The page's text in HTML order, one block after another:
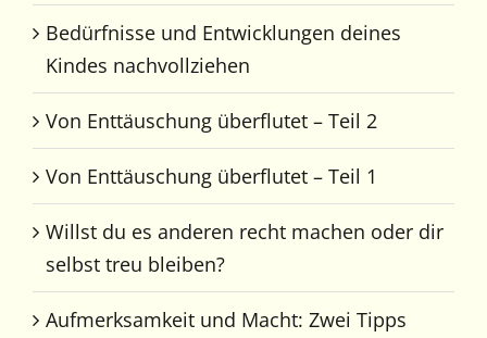
Bedürfnisse und Entwicklungen deines
Kindes nachvollziehen
Von Enttäuschung überflutet – Teil 2
Von Enttäuschung überflutet – Teil 1
Willst du es anderen recht machen oder dir
selbst treu bleiben?
Aufmerksamkeit und Macht: Zwei Tipps